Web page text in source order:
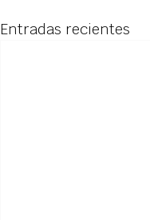
Entradas recientes